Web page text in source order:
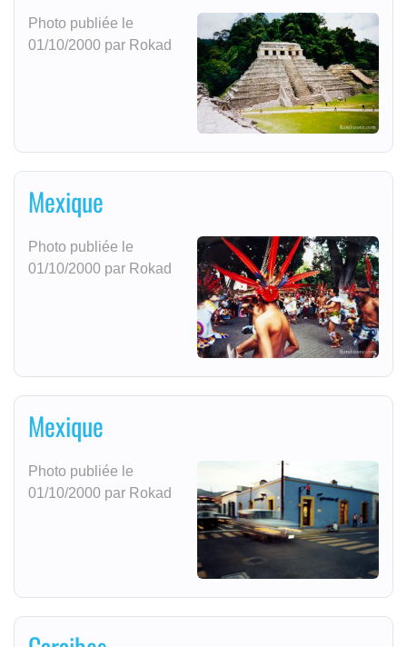
Photo publiée le
01/10/2000 par Rokad
Mexique
Photo publiée le
01/10/2000 par Rokad
Mexique
Photo publiée le
01/10/2000 par Rokad